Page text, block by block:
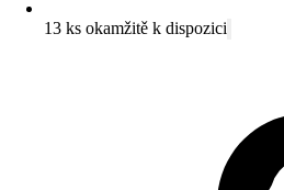
13 ks okamžitě k dispozici